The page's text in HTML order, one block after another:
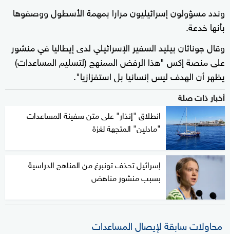
وندد مسؤولون إسرائيليون مرارا بمهمة الأسطول ووصفوها
بأنها خدعة.
وقال جوناثان بيليد السفير الإسرائيلي لدى إيطاليا في منشور
على منصة إكس "هذا الرفض الممنهج (لتسليم المساعدات)
يظهر أن الهدف ليس إنسانيا بل استفزازيا".
أخبار ذات صلة
انطلاق "إنذار" على متن سفينة المساعدات
"مادلين" المتجهة لغزة
إسرائيل تحذف تونبرغ من المناهج الدراسية
بسبب منشور مناهض
محاولات سابقة لإيصال المساعدات